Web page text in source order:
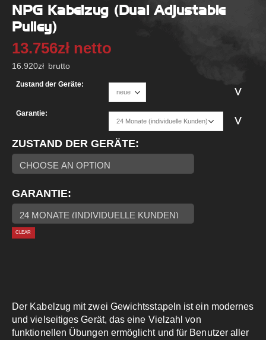
NPG Kabelzug (Dual Adjustable
Pulley)
13.756zł netto
16.920zł brutto
Zustand der Geräte:
Garantie:
ZUSTAND DER GERÄTE
GARANTIE
CLEAR
Der Kabelzug mit zwei Gewichtsstapeln ist ein modernes
und vielseitiges Gerät, das eine Vielzahl von
funktionellen Übungen ermöglicht und für Benutzer aller